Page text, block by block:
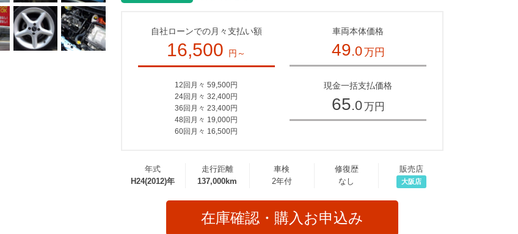
自社ローンでの月々支払い額
16,500 円～
12回月々 59,500円
24回月々 32,400円
36回月々 23,400円
48回月々 19,000円
60回月々 16,500円
車両本体価格
49.0万円
現金一括支払価格
65.0万円
年式
H24(2012)年
走行距離
137,000km
車検
2年付
修復歴
なし
販売店
大阪店
在庫確認・購入お申込み